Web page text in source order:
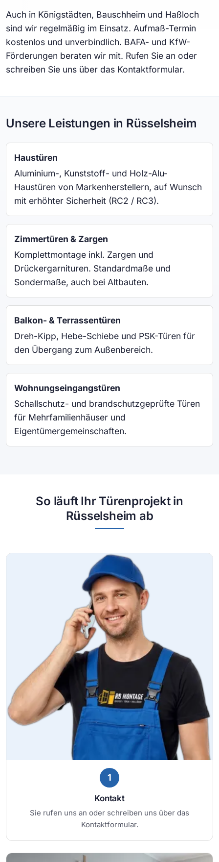
Auch in Königstädten, Bauschheim und Haßloch
sind wir regelmäßig im Einsatz. Aufmaß-Termin
kostenlos und unverbindlich. BAFA- und KfW-
Förderungen beraten wir mit. Rufen Sie an oder
schreiben Sie uns über das Kontaktformular.
Unsere Leistungen in Rüsselsheim
Haustüren
Aluminium-, Kunststoff- und Holz-Alu-
Haustüren von Markenherstellern, auf Wunsch
mit erhöhter Sicherheit (RC2 / RC3).
Zimmertüren & Zargen
Komplettmontage inkl. Zargen und
Drückergarnituren. Standardmaße und
Sondermaße, auch bei Altbauten.
Balkon- & Terrassentüren
Dreh-Kipp, Hebe-Schiebe und PSK-Türen für
den Übergang zum Außenbereich.
Wohnungseingangstüren
Schallschutz- und brandschutzgeprüfte Türen
für Mehrfamilienhäuser und
Eigentümergemeinschaften.
So läuft Ihr Türenprojekt in
Rüsselsheim ab
1
Kontakt
Sie rufen uns an oder schreiben uns über das
Kontaktformular.